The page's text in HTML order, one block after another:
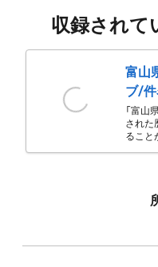
収録されて
富山
ブ/
「富山
された
ること